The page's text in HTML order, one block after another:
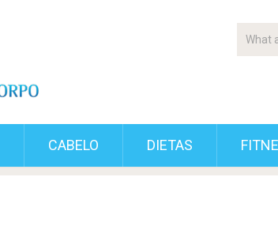
CABELO DIETAS